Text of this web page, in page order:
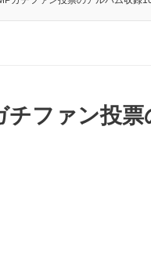
ファン投票